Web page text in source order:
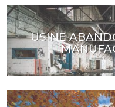
USINE